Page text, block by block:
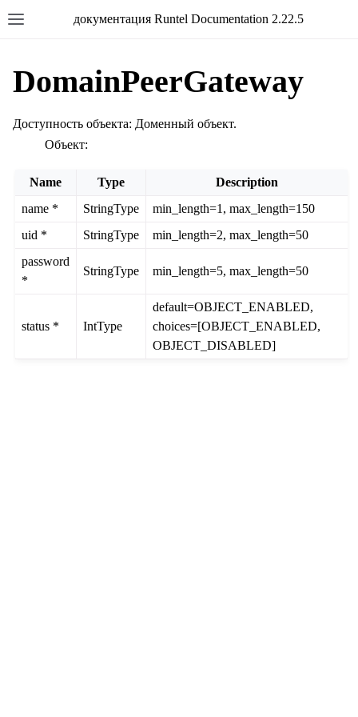
документация Runtel Documentation 2.22.5
DomainPeerGateway
Доступность объекта: Доменный объект.
Объект:
Name Type
Description
name *
StringType
min_length=1, max_length=150
uid *
StringType
min_length=2, max_length=50
password
*
StringType min_length=5, max_length=50
status * IntType
default=OBJECT_ENABLED,
choices=[OBJECT_ENABLED,
OBJECT_DISABLED]